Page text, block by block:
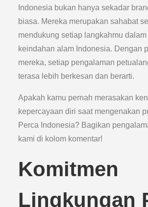
Indonesia bukan hanya sekadar
biasa. Mereka merupakan sahabat
mendukung setiap langkahmu
keindahan alam Indonesia. Dengan
mereka, setiap pengalaman
terasa lebih berkesan dan berarti.
Apakah kamu pernah merasakan
kepercayaan diri saat mengenakan
Perca Indonesia? Bagikan
kami di kolom komentar!
Komitmen
Lingkungan